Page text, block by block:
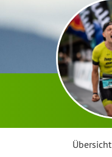
Übersicht